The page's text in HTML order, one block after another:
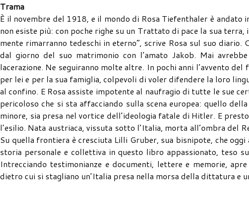
Trama
È il novembre del 1918, e il mondo di Rosa Tiefenthaler è andato
non esiste più: con poche righe su un Trattato di pace la sua
mente rimarranno tedeschi in eterno”, scrive Rosa sul suo
dal giorno del suo matrimonio con l’amato Jakob. Mai
lacerazione. Ne seguiranno molte altre. In pochi anni l’avvento
per lei e per la sua famiglia, colpevoli di voler difendere la loro
al confino. E Rosa assiste impotente al naufragio di tutte le sue
pericoloso che si sta affacciando sulla scena europea: quello
minore, sia presa nel vortice dell’ideologia fatale di Hitler. E
l’esilio. Nata austriaca, vissuta sotto l’Italia, morta all’ombra del
Su quella frontiera è cresciuta Lilli Gruber, sua bisnipote, che
storia personale e collettiva in questo libro appassionato, teso
Intrecciando testimonianze e documenti, lettere e memorie,
dietro cui si stagliano un’Italia presa nella morsa della dittatura e